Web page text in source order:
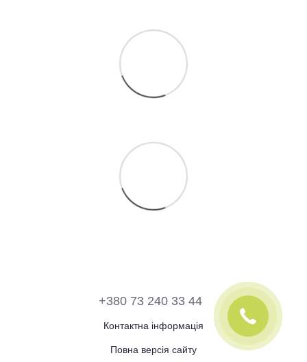
+380 73 240 33 44
Контактна інформація
Повна версія сайту